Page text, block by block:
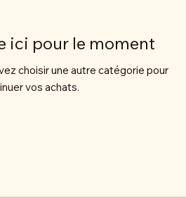
ici pour le moment
choisir une autre catégorie pour
vos achats.